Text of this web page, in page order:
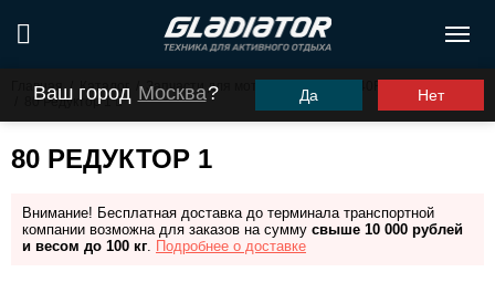
Ваш город Москва? Да Нет
Главная / Каталог Запчасти для моторов ПЛМ
G40FHS (G40FES)
80 Редуктор 1
80 РЕДУКТОР 1
Внимание! Бесплатная доставка до терминала транспортной
компании возможна для заказов на сумму свыше 10 000 рублей
и весом до 100 кг. Подробнее о доставке